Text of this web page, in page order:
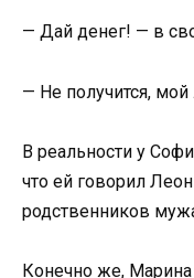
— Дай денег! — в
— Не получится, мой
В реальности у
что ей говорил
родственников
Конечно же, Марина